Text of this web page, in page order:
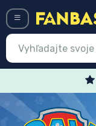
Prihlásiť sa